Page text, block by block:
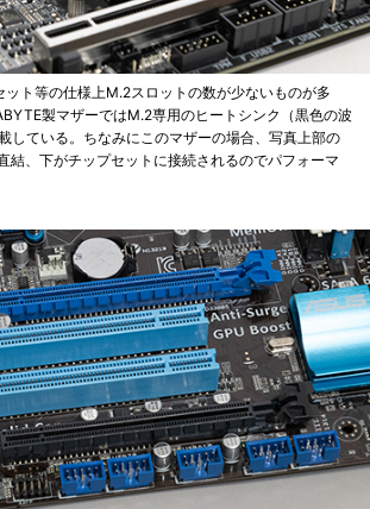
ト等の仕様上M.2スロットの数が少ないものが多
製マザーではM.2専用のヒートシンク（黒色の波
している。ちなみにこのマザーの場合、写真上部の
結、下がチップセットに接続されるのでパフォーマ